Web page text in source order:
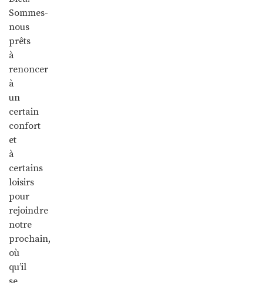
Sommes-
nous
prêts
à
renoncer
à
un
certain
confort
et
à
certains
loisirs
pour
rejoindre
notre
prochain,
où
qu’il